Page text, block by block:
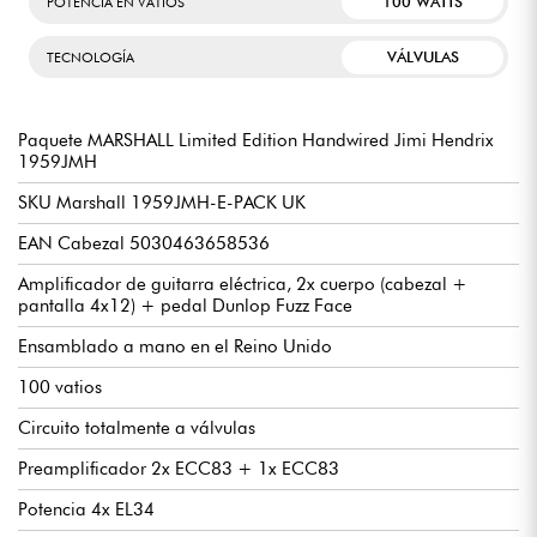
TECNOLOGÍA VÁLVULAS
Paquete MARSHALL Limited Edition Handwired Jimi Hendrix
1959JMH
SKU Marshall 1959JMH-E-PACK UK
EAN Cabezal 5030463658536
Amplificador de guitarra eléctrica, 2x cuerpo (cabezal +
pantalla 4x12) + pedal Dunlop Fuzz Face
Ensamblado a mano en el Reino Unido
100 vatios
Circuito totalmente a válvulas
Preamplificador 2x ECC83 + 1x ECC83
Potencia 4x EL34